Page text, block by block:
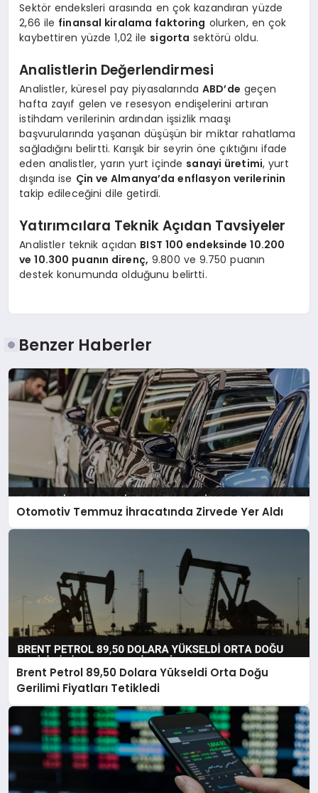
Sektör endeksleri arasında en çok kazandıran yüzde
2,66 ile finansal kiralama faktoring olurken, en çok
kaybettiren yüzde 1,02 ile sigorta sektörü oldu.
Analistlerin Değerlendirmesi
Analistler, küresel pay piyasalarında ABD’de geçen
hafta zayıf gelen ve resesyon endişelerini artıran
istihdam verilerinin ardından işsizlik maaşı
başvurularında yaşanan düşüşün bir miktar rahatlama
sağladığını belirtti. Karışık bir seyrin öne çıktığını ifade
eden analistler, yarın yurt içinde sanayi üretimi, yurt
dışında ise Çin ve Almanya’da enflasyon verilerinin
takip edileceğini dile getirdi.
Yatırımcılara Teknik Açıdan Tavsiyeler
Analistler teknik açıdan BIST 100 endeksinde 10.200
ve 10.300 puanın direnç, 9.800 ve 9.750 puanın
destek konumunda olduğunu belirtti.
Benzer Haberler
Otomotiv Temmuz İhracatında Zirvede Yer Aldı
Brent Petrol 89,50 Dolara Yükseldi Orta Doğu
Gerilimi Fiyatları Tetikledi